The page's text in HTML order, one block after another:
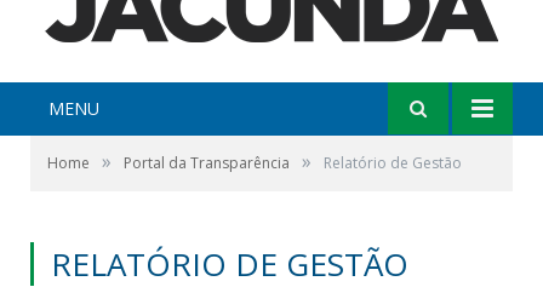
MENU
Home » Portal da Transparência » Relatório de Gestão
RELATÓRIO DE GESTÃO